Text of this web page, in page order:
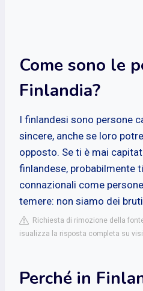
Come sono le
Finlandia?
I finlandesi sono persone
sincere, anche se loro
opposto. Se ti è mai
finlandese, probabilmente
connazionali come
temere: non siamo dei
Richiesta di rimozione della
isualizza la risposta completa su
Perché in